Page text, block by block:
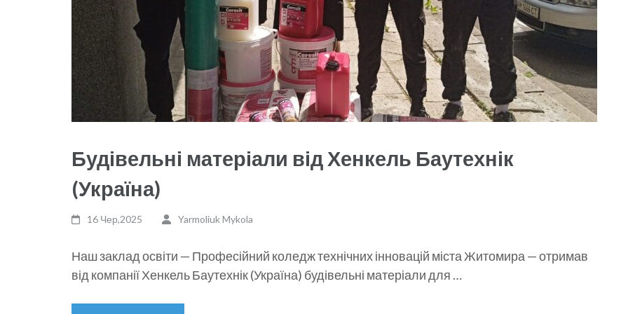
Будівельні матеріали від Хенкель Баутехнік
(Україна)
16 Чер,2025 Yarmoliuk Mykola
Наш заклад освіти — Професійний коледж технічних інновацій міста Житомира — отримав
від компанії Хенкель Баутехнік (Україна) будівельні матеріали для …